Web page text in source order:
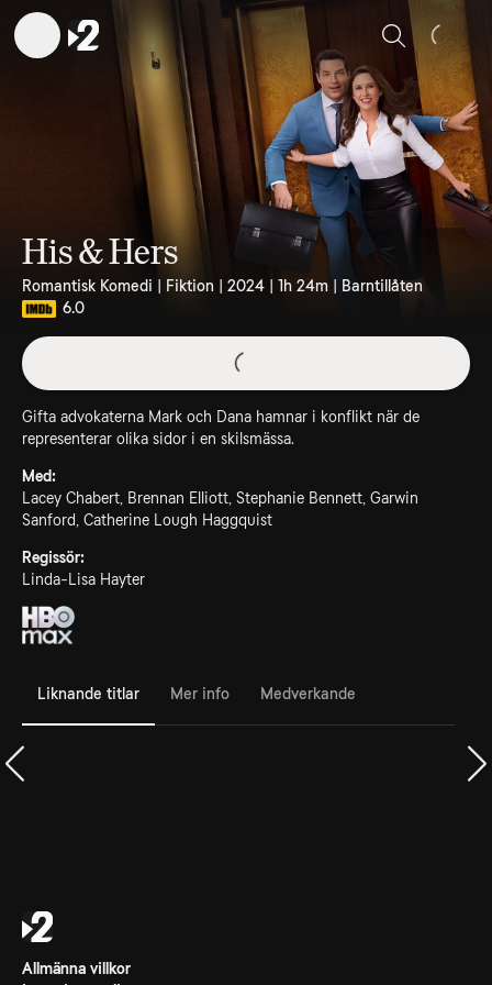
Sök
His & Hers
Romantisk Komedi | Fiktion | 2024 | 1h 24m | Barntillåten
6.0
Gifta advokaterna Mark och Dana hamnar i konflikt när de
representerar olika sidor i en skilsmässa.
Med:
Lacey Chabert, Brennan Elliott, Stephanie Bennett, Garwin
Sanford, Catherine Lough Haggquist
Regissör:
Linda-Lisa Hayter
Liknande titlar Mer info Medverkande
Allmänna villkor